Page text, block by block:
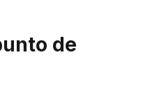
de